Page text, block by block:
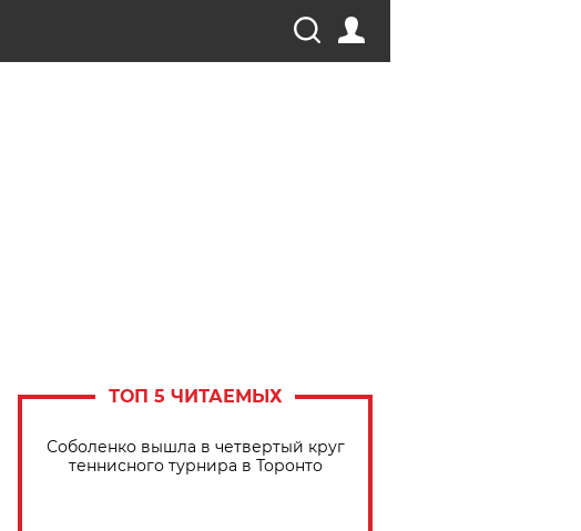
ТОП 5 ЧИТАЕМЫХ
Соболенко вышла в четвертый круг
теннисного турнира в Торонто